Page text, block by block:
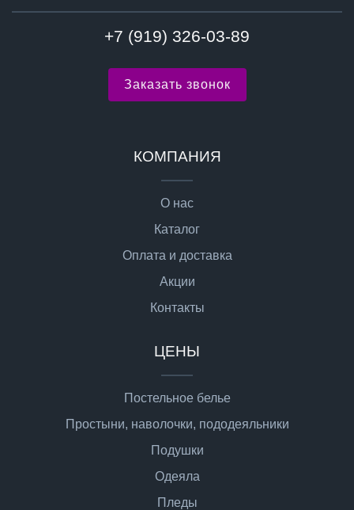
+7 (919) 326-03-89
Заказать звонок
КОМПАНИЯ
О нас
Каталог
Оплата и доставка
Акции
Контакты
ЦЕНЫ
Постельное белье
Простыни, наволочки, пододеяльники
Подушки
Одеяла
Пледы